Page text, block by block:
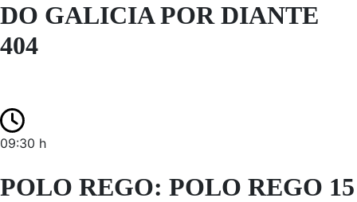
DO GALICIA POR DIANTE
404
09:30 h
POLO REGO: POLO REGO 15